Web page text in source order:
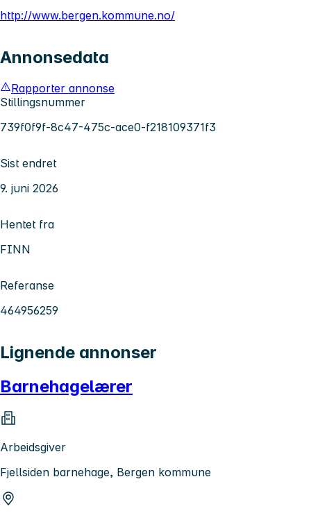
http://www.bergen.kommune.no/
Annonsedata
Rapporter annonse
Stillingsnummer
739f0f9f-8c47-475c-ace0-f218109371f3
Sist endret
9. juni 2026
Hentet fra
FINN
Referanse
464956259
Lignende annonser
Barnehagelærer
Arbeidsgiver
Fjellsiden barnehage, Bergen kommune